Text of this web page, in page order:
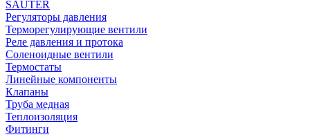
SAUTER
Регуляторы давления
Терморегулирующие вентили
Реле давления и протока
Соленоидные вентили
Термостаты
Линейные компоненты
Клапаны
Труба медная
Теплоизоляция
Фитинги